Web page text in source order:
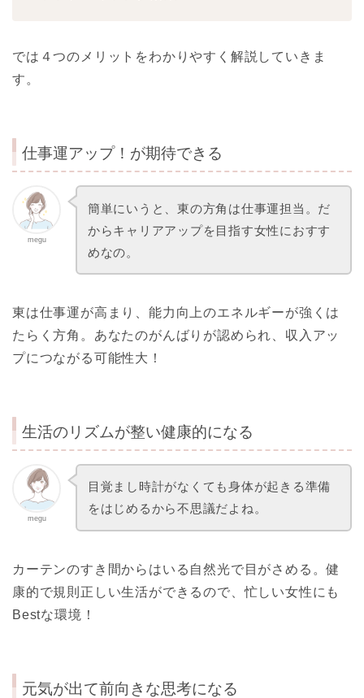
では４つのメリットをわかりやすく解説していきま
す。
仕事運アップ！が期待できる
megu
簡単にいうと、東の方角は仕事運担当。だ
からキャリアアップを目指す女性におすす
めなの。
東は仕事運が高まり、能力向上のエネルギーが強くは
たらく方角。あなたのがんばりが認められ、収入アッ
プにつながる可能性大！
生活のリズムが整い健康的になる
megu
目覚まし時計がなくても身体が起きる準備
をはじめるから不思議だよね。
カーテンのすき間からはいる自然光で目がさめる。健
康的で規則正しい生活ができるので、忙しい女性にも
Bestな環境！
元気が出て前向きな思考になる